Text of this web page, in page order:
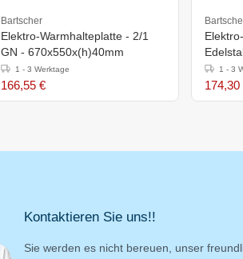
Bartscher
Elektro-Warmhalteplatte - 2/1
GN - 670x550x(h)40mm
1 - 3 Werktage
166,55 €
1 - 3
174,30
Kontaktieren Sie uns!!
Sie werden es nicht bereuen, unser